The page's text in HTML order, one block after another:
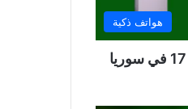
هواتف ذكية